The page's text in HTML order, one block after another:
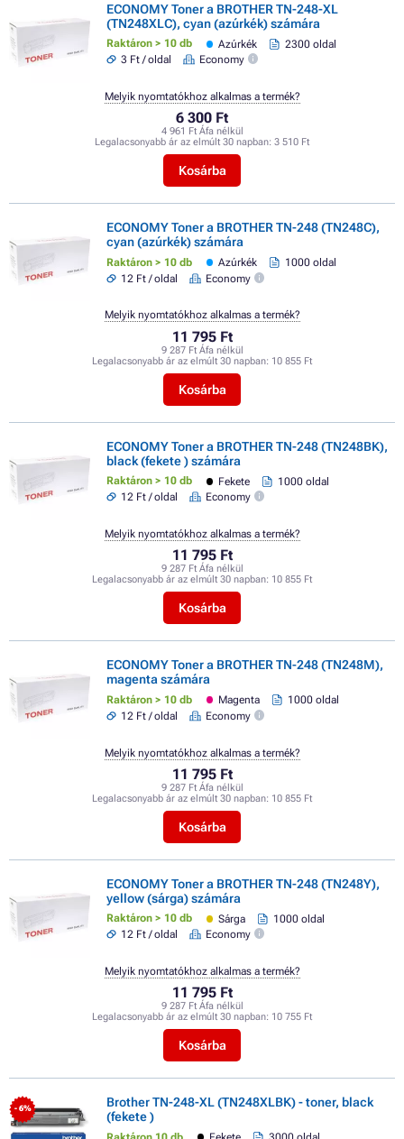
ECONOMY Toner a BROTHER TN-248-XL
(TN248XLC), cyan (azúrkék) számára
Raktáron > 10 db Azúrkék
2300 oldal
3 Ft / oldal
Economy
6 300 Ft
4 961 Ft Áfa nélkül
Legalacsonyabb ár az elmúlt 30 napban: 3 510 Ft
Kosárba
Melyik nyomtatókhoz alkalmas a termék?
ECONOMY Toner a BROTHER TN-248 (TN248C),
cyan (azúrkék) számára
Raktáron > 10 db Azúrkék
1000 oldal
12 Ft / oldal
Economy
11 795 Ft
9 287 Ft Áfa nélkül
Legalacsonyabb ár az elmúlt 30 napban: 10 855 Ft
Kosárba
Melyik nyomtatókhoz alkalmas a termék?
ECONOMY Toner a BROTHER TN-248 (TN248BK),
black (fekete ) számára
Raktáron > 10 db Fekete
1000 oldal
12 Ft / oldal
Economy
11 795 Ft
9 287 Ft Áfa nélkül
Legalacsonyabb ár az elmúlt 30 napban: 10 855 Ft
Kosárba
Melyik nyomtatókhoz alkalmas a termék?
ECONOMY Toner a BROTHER TN-248 (TN248M),
magenta számára
Raktáron > 10 db Magenta
1000 oldal
12 Ft / oldal
Economy
11 795 Ft
9 287 Ft Áfa nélkül
Legalacsonyabb ár az elmúlt 30 napban: 10 855 Ft
Kosárba
Melyik nyomtatókhoz alkalmas a termék?
ECONOMY Toner a BROTHER TN-248 (TN248Y),
yellow (sárga) számára
Raktáron > 10 db Sárga
1000 oldal
12 Ft / oldal
Economy
11 795 Ft
9 287 Ft Áfa nélkül
Legalacsonyabb ár az elmúlt 30 napban: 10 755 Ft
Kosárba
Melyik nyomtatókhoz alkalmas a termék?
- 6%
Brother TN-248-XL (TN248XLBK) - toner, black
(fekete )